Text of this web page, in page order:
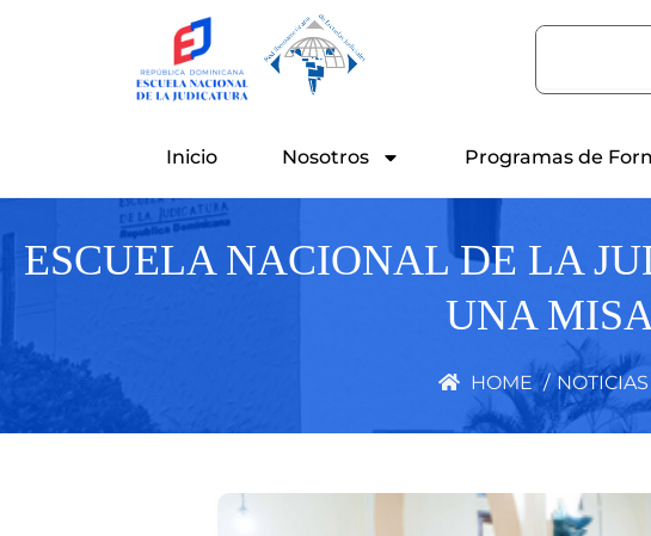
Search
Inicio Nosotros Programas de
ESCUELA NACIONAL DE LA
UNA
HOME / NOTICIAS